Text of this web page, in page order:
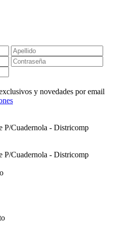
y novedades por email